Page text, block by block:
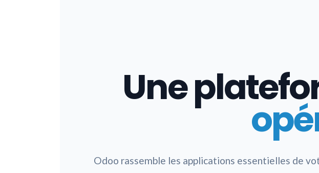
Une
Odoo rassemble les applications essentielles de